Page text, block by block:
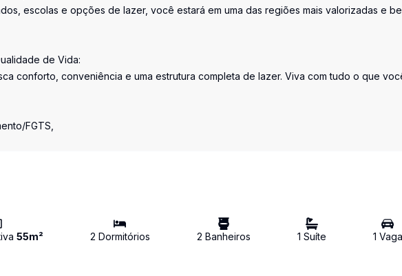
escolas e opções de lazer, você estará em uma das regiões mais valorizadas e
de Vida:
conforto, conveniência e uma estrutura completa de lazer. Viva com tudo o que
FGTS,
55m² 2 Dormitórios 2 Banheiros 1 Suíte 1 Vaga